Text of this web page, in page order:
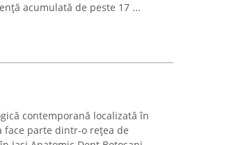
acumulată de peste 17 ...
contemporană localizată în
face parte dintr-o rețea de